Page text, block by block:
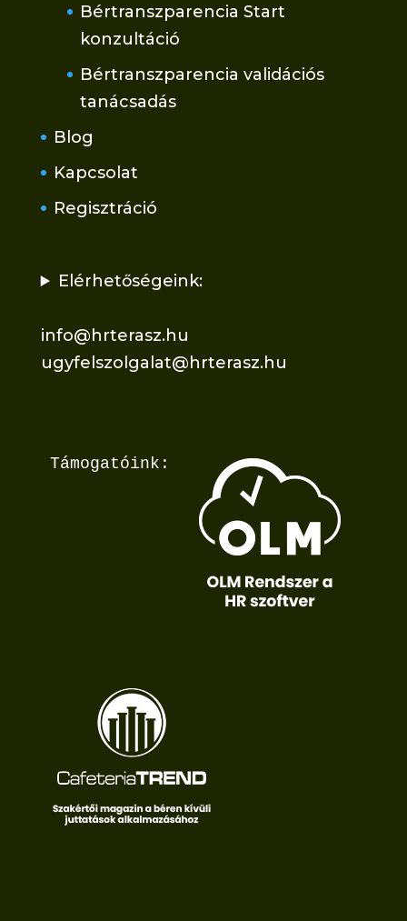
Bértranszparencia Start
konzultáció
Bértranszparencia validációs
tanácsadás
Blog
Kapcsolat
Regisztráció
Elérhetőségeink:
info@hrterasz.hu
ugyfelszolgalat@hrterasz.hu
Támogatóink: